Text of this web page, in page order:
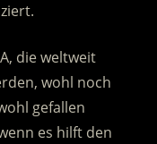
die weltweit
wohl noch
gefallen
es hilft den